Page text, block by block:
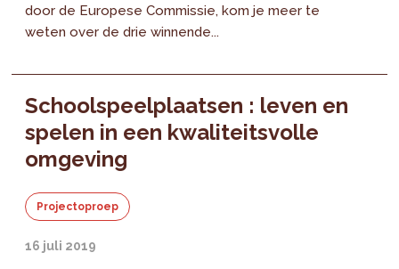
door de Europese Commissie, kom je meer te
weten over de drie winnende...
Schoolspeelplaatsen : leven en
spelen in een kwaliteitsvolle
omgeving
Projectoproep
16 juli 2019